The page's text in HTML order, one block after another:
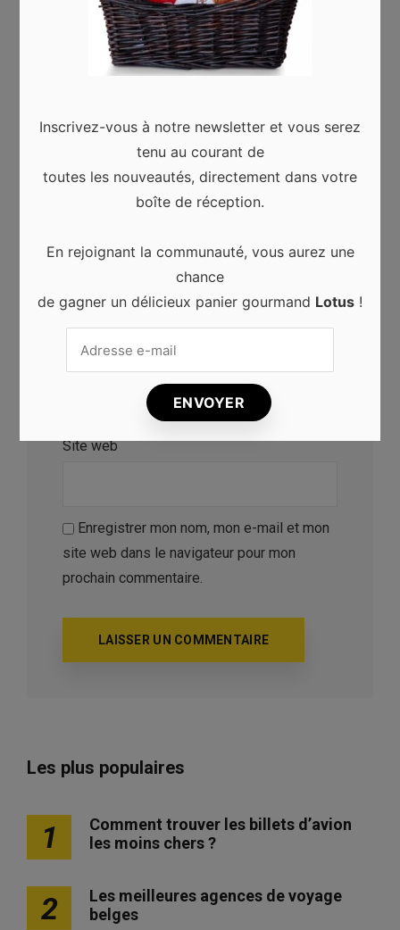
Votre adresse de messagerie ne sera pas
publiée.Les champs obligatoires sont indiqués
Site web
Enregistrer mon nom, mon e-mail et mon
site web dans le navigateur pour mon
prochain commentaire.
Les plus populaires
1
Comment trouver les billets d’avion
les moins chers ?
2
Les meilleures agences de voyage
belges
Inscrivez-vous à notre newsletter et vous serez
tenu au courant de
toutes les nouveautés, directement dans votre
boîte de réception.
En rejoignant la communauté, vous aurez une
chance
de gagner un délicieux panier gourmand Lotus !